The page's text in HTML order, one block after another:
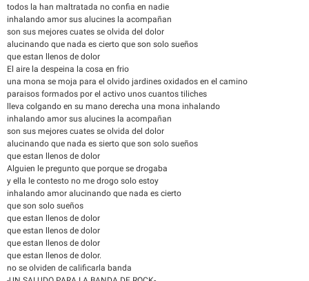
todos la han maltratada no confia en nadie
inhalando amor sus alucines la acompañan
son sus mejores cuates se olvida del dolor
alucinando que nada es cierto que son solo sueños
que estan llenos de dolor
El aire la despeina la cosa en frio
una mona se moja para el olvido jardines oxidados en el camino
paraisos formados por el activo unos cuantos tiliches
lleva colgando en su mano derecha una mona inhalando
inhalando amor sus alucines la acompañan
son sus mejores cuates se olvida del dolor
alucinando que nada es sierto que son solo sueños
que estan llenos de dolor
Alguien le pregunto que porque se drogaba
y ella le contesto no me drogo solo estoy
inhalando amor alucinando que nada es cierto
que son solo sueños
que estan llenos de dolor
que estan llenos de dolor
que estan llenos de dolor
que estan llenos de dolor.
no se olviden de calificarla banda